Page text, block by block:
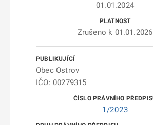
01.01.2024
Zrušeno k 01.01.2026
Obec Ostrov
IČO: 00279315
1/2023